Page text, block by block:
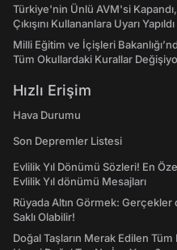
Türkiye'nin Ünlü AVM'si
Çıkışını Kullananlara Uyarı Yapıldı
Milli Eğitim ve İçişleri
Tüm Okullardaki Kurallar
Hızlı Erişim
Hava Durumu
Son Depremler Listesi
Evlilik Yıl Dönümü Sözleri! En
Evlilik Yıl dönümü Mesajları
Rüyada Altın Görmek: Gerçekler
Saklı Olabilir!
Doğal Taşların Merak Edilen